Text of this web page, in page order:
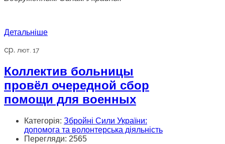
Детальніше
ср. лют. 17
Коллектив больницы
провёл очередной сбор
помощи для военных
Категорія: Збройні Сили України:
допомога та волонтерська діяльність
Перегляди: 2565